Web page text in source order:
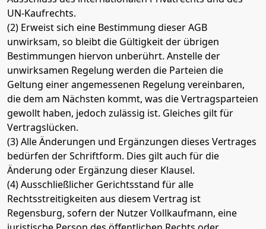
UN-Kaufrechts.
(2) Erweist sich eine Bestimmung dieser AGB
unwirksam, so bleibt die Gültigkeit der übrigen
Bestimmungen hiervon unberührt. Anstelle der
unwirksamen Regelung werden die Parteien die
Geltung einer angemessenen Regelung vereinbaren,
die dem am Nächsten kommt, was die Vertragsparteien
gewollt haben, jedoch zulässig ist. Gleiches gilt für
Vertragslücken.
(3) Alle Änderungen und Ergänzungen dieses Vertrages
bedürfen der Schriftform. Dies gilt auch für die
Änderung oder Ergänzung dieser Klausel.
(4) Ausschließlicher Gerichtsstand für alle
Rechtsstreitigkeiten aus diesem Vertrag ist
Regensburg, sofern der Nutzer Vollkaufmann, eine